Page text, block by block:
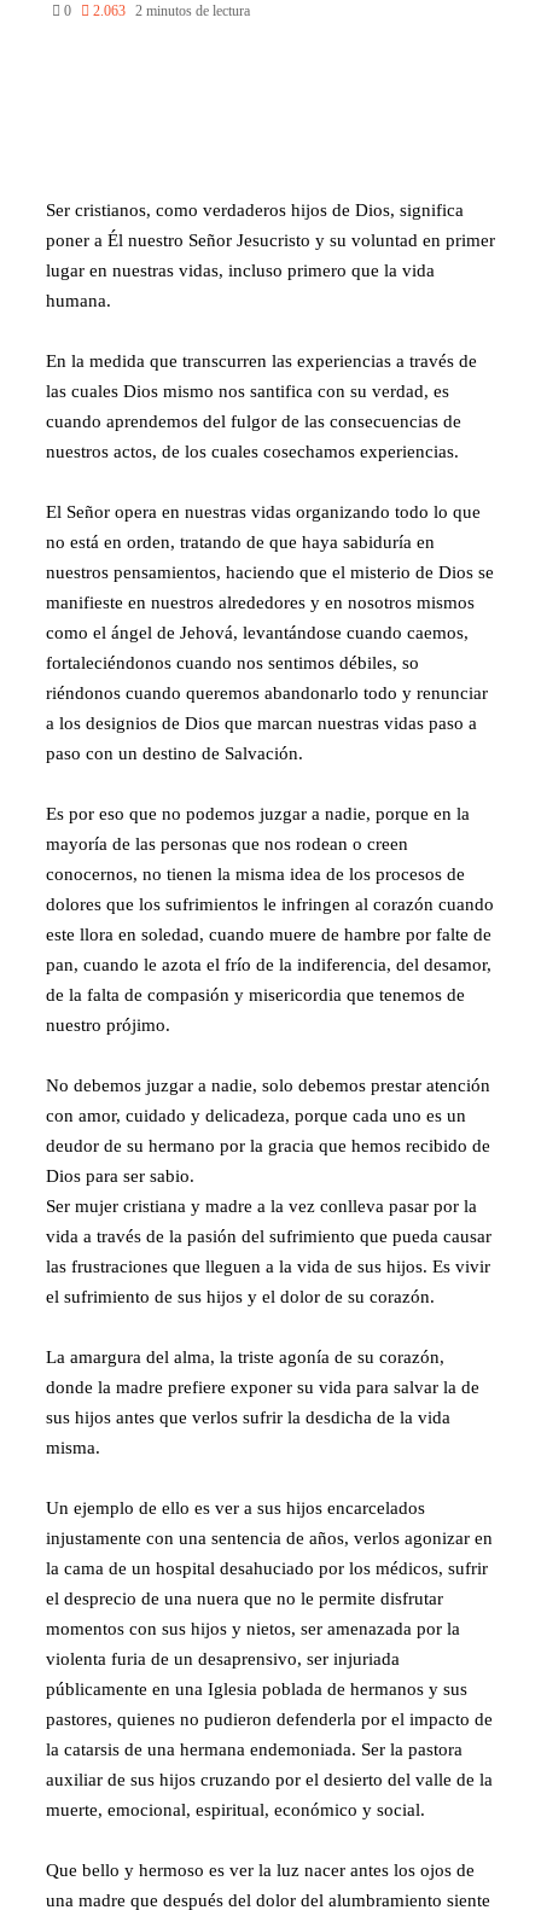
0 2.063 2 minutos de lectura
Ser cristianos, como verdaderos hijos de Dios, significa
poner a Él nuestro Señor Jesucristo y su voluntad en primer
lugar en nuestras vidas, incluso primero que la vida
humana.
En la medida que transcurren las experiencias a través de
las cuales Dios mismo nos santifica con su verdad, es
cuando aprendemos del fulgor de las consecuencias de
nuestros actos, de los cuales cosechamos experiencias.
El Señor opera en nuestras vidas organizando todo lo que
no está en orden, tratando de que haya sabiduría en
nuestros pensamientos, haciendo que el misterio de Dios se
manifieste en nuestros alrededores y en nosotros mismos
como el ángel de Jehová, levantándose cuando caemos,
fortaleciéndonos cuando nos sentimos débiles, so
riéndonos cuando queremos abandonarlo todo y renunciar
a los designios de Dios que marcan nuestras vidas paso a
paso con un destino de Salvación.
Es por eso que no podemos juzgar a nadie, porque en la
mayoría de las personas que nos rodean o creen
conocernos, no tienen la misma idea de los procesos de
dolores que los sufrimientos le infringen al corazón cuando
este llora en soledad, cuando muere de hambre por falte de
pan, cuando le azota el frío de la indiferencia, del desamor,
de la falta de compasión y misericordia que tenemos de
nuestro prójimo.
No debemos juzgar a nadie, solo debemos prestar atención
con amor, cuidado y delicadeza, porque cada uno es un
deudor de su hermano por la gracia que hemos recibido de
Dios para ser sabio.
Ser mujer cristiana y madre a la vez conlleva pasar por la
vida a través de la pasión del sufrimiento que pueda causar
las frustraciones que lleguen a la vida de sus hijos. Es vivir
el sufrimiento de sus hijos y el dolor de su corazón.
La amargura del alma, la triste agonía de su corazón,
donde la madre prefiere exponer su vida para salvar la de
sus hijos antes que verlos sufrir la desdicha de la vida
misma.
Un ejemplo de ello es ver a sus hijos encarcelados
injustamente con una sentencia de años, verlos agonizar en
la cama de un hospital desahuciado por los médicos, sufrir
el desprecio de una nuera que no le permite disfrutar
momentos con sus hijos y nietos, ser amenazada por la
violenta furia de un desaprensivo, ser injuriada
públicamente en una Iglesia poblada de hermanos y sus
pastores, quienes no pudieron defenderla por el impacto de
la catarsis de una hermana endemoniada. Ser la pastora
auxiliar de sus hijos cruzando por el desierto del valle de la
muerte, emocional, espiritual, económico y social.
Que bello y hermoso es ver la luz nacer antes los ojos de
una madre que después del dolor del alumbramiento siente